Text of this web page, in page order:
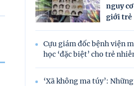
nguy
giới trẻ
Cựu giám đốc bệnh viện
học ‘đặc biệt’ cho trẻ
‘Xã không ma túy’: